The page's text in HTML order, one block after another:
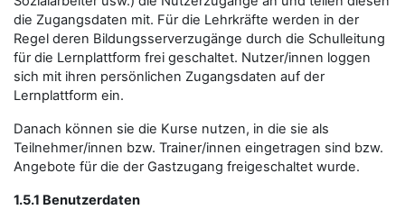
die Zugangsdaten mit. Für die Lehrkräfte werden in der
Regel deren Bildungsserverzugänge durch die Schulleitung
für die Lernplattform frei geschaltet. Nutzer/innen loggen
sich mit ihren persönlichen Zugangsdaten auf der
Lernplattform ein.
Danach können sie die Kurse nutzen, in die sie als
Teilnehmer/innen bzw. Trainer/innen eingetragen sind bzw.
Angebote für die der Gastzugang freigeschaltet wurde.
1.5.1 Benutzerdaten